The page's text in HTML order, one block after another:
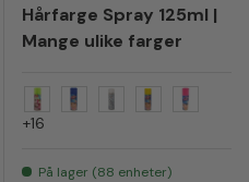
Hårfarge Spray 125ml |
Mange ulike farger
Neongul
+16
På lager (88 enheter)